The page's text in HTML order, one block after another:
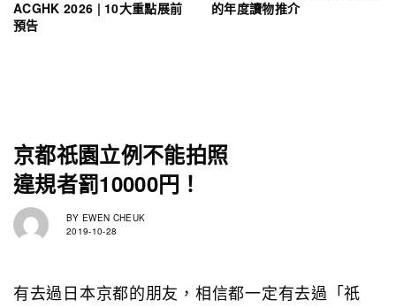
ACGHK 2026 | 10大重點展前
預告
的年度讀物推介
京都祇園立例不能拍照
違規者罰10000円！
BY EWEN CHEUK
2019-10-28
有去過日本京都的朋友，相信都一定有去過「祇